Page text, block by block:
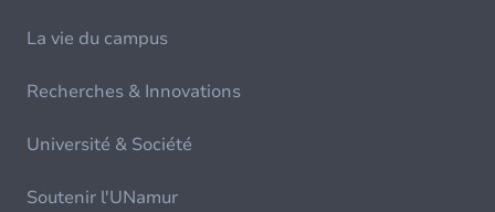
La vie du campus
Recherches & Innovations
Université & Société
Soutenir l'UNamur